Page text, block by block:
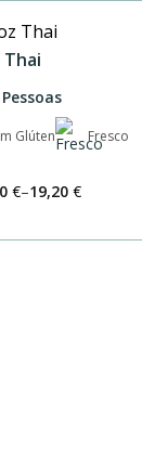
Glúten Fresco
€–19,20 €
€